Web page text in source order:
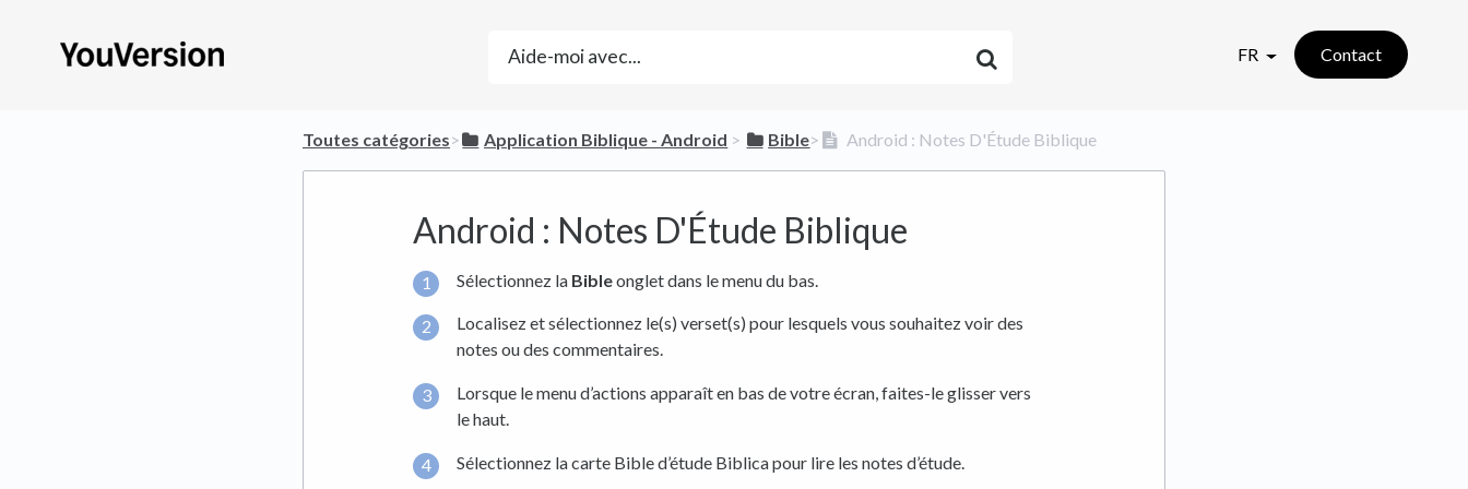
FR Contact
Toutes catégories​>​ ​Application Biblique - Android ​ > ​ ​Bible​>​ Android : Notes D'Étude Biblique
Android : Notes D'Étude Biblique
Sélectionnez la Bibleonglet dans le menu du bas.
Localisez et sélectionnez le(s) verset(s) pour lesquels vous souhaitez voir des
notes ou des commentaires.
Lorsque le menu d’actions apparaît en bas de votre écran, faites-le glisser vers
le haut.
Sélectionnez la carte Bible d’étude Biblica pour lire les notes d’étude.